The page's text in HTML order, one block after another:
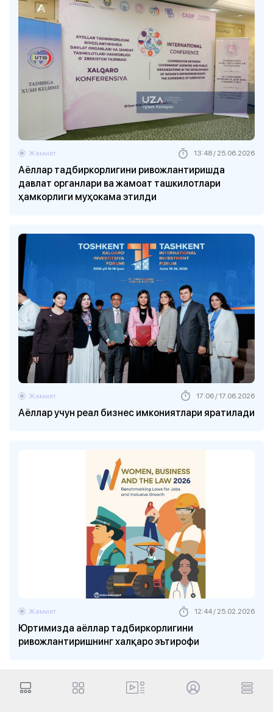
Аёллар тадбиркорлигини ривожлантиришда
давлат органлари ва жамоат ташкилотлари
ҳамкорлиги муҳокама этилди
Жамият 13:48 / 25.06.2026
Аёллар учун реал бизнес имкониятлари яратилади
Жамият 17:06 / 17.06.2026
Юртимизда аёллар тадбиркорлигини
ривожлантиришнинг халқаро эътирофи
Жамият 12:44 / 25.02.2026